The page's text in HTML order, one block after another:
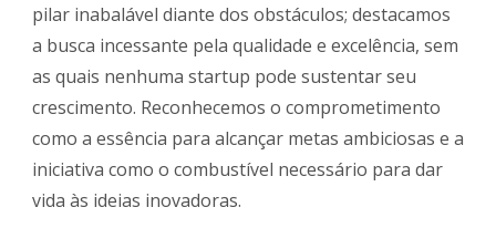
pilar inabalável diante dos obstáculos; destacamos
a busca incessante pela qualidade e excelência, sem
as quais nenhuma startup pode sustentar seu
crescimento. Reconhecemos o comprometimento
como a essência para alcançar metas ambiciosas e a
iniciativa como o combustível necessário para dar
vida às ideias inovadoras.